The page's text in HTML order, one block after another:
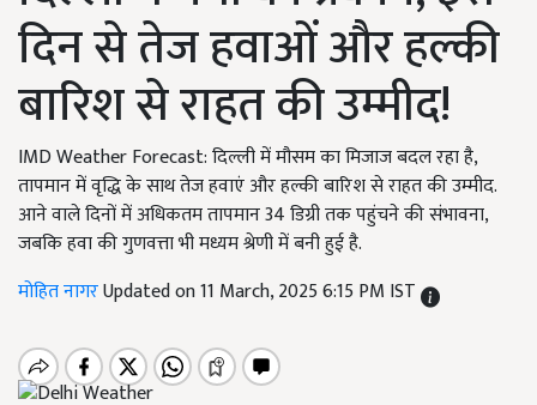
दिन से तेज हवाओं और हल्की
बारिश से राहत की उम्मीद!
IMD Weather Forecast: दिल्ली में मौसम का मिजाज बदल रहा है,
तापमान में वृद्धि के साथ तेज हवाएं और हल्की बारिश से राहत की उम्मीद.
आने वाले दिनों में अधिकतम तापमान 34 डिग्री तक पहुंचने की संभावना,
जबकि हवा की गुणवत्ता भी मध्यम श्रेणी में बनी हुई है.
मोहित नागरUpdated on 11 March, 2025 6:15 PM IST